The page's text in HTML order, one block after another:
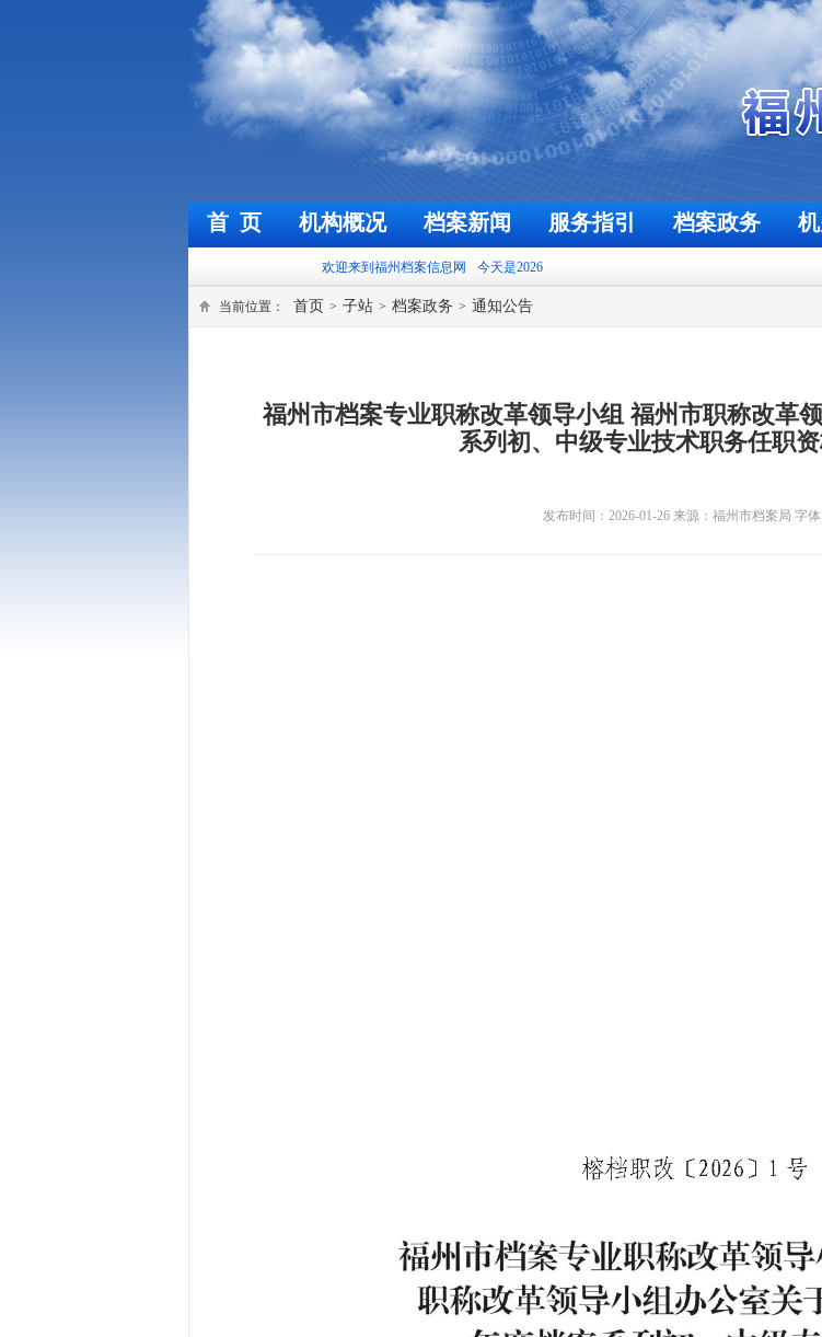
首 页 机构概况 档案新闻 服务指引 档案政务
欢迎来到福州档案信息网 今天是2026年8月8日
当前位置： 首页 > 子站 > 档案政务 > 通知公告
福州市档案专业职称改革领导小组 福州市职称改革
系列初、中级专业技术职务任职
发布时间：2026-01-26 来源：福州市档案局 字体